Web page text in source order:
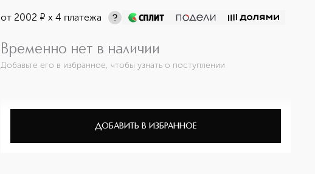
от 2002 ¤ х 4 платежа
Временно нет в наличии
Добавьте его в избранное, чтобы узнать о поступлении
ДОБАВИТЬ В ИЗБРАННОЕ